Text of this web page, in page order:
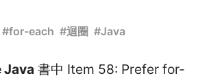
#for-each #迴圈 #Java
Java 書中 Item 58: Prefer for-